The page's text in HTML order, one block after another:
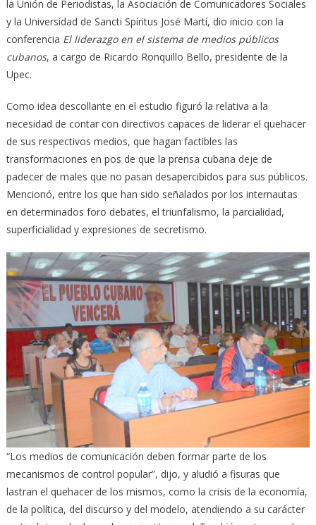
la Unión de Periodistas, la Asociación de Comunicadores Sociales
y la Universidad de Sancti Spíritus José Martí, dio inicio con la
conferencia El liderazgo en el sistema de medios públicos
cubanos, a cargo de Ricardo Ronquillo Bello, presidente de la
Upec.
Como idea descollante en el estudio figuró la relativa a la
necesidad de contar con directivos capaces de liderar el quehacer
de sus respectivos medios, que hagan factibles las
transformaciones en pos de que la prensa cubana deje de
padecer de males que no pasan desapercibidos para sus públicos.
Mencionó, entre los que han sido señalados por los internautas
en determinados foro debates, el triunfalismo, la parcialidad,
superficialidad y expresiones de secretismo.
“Los medios de comunicación deben formar parte de los
mecanismos de control popular”, dijo, y aludió a fisuras que
lastran el quehacer de los mismos, como la crisis de la economía,
de la política, del discurso y del modelo, atendiendo a su carácter